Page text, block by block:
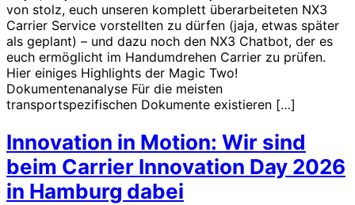
von stolz, euch unseren komplett überarbeiteten NX3
Carrier Service vorstellten zu dürfen (jaja, etwas später
als geplant) – und dazu noch den NX3 Chatbot, der es
euch ermöglicht im Handumdrehen Carrier zu prüfen.
Hier einiges Highlights der Magic Two!
Dokumentenanalyse Für die meisten
transportspezifischen Dokumente existieren […]
Innovation in Motion: Wir sind
beim Carrier Innovation Day 2026
in Hamburg dabei